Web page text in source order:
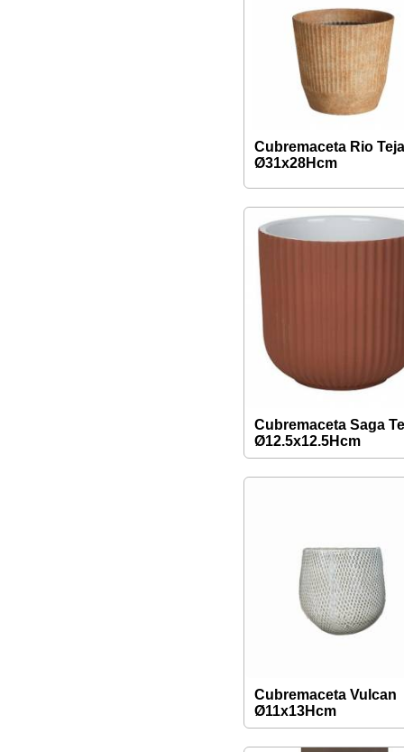
Cubremaceta Rio
Ø31x28Hcm
Cubremaceta Saga
Ø12.5x12.5Hcm
Cubremaceta Vulcan
Ø11x13Hcm